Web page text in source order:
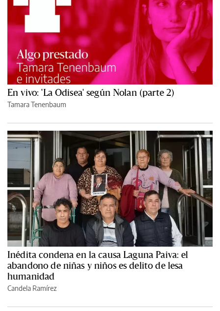
En vivo: 'La Odisea' según Nolan (parte 2)
Tamara Tenenbaum
Inédita condena en la causa Laguna Paiva: el
abandono de niñas y niños es delito de lesa
humanidad
Candela Ramírez